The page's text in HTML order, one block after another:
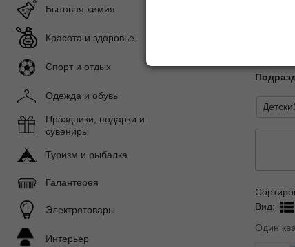
Вид:
Один
Бытовая химия
Красота и здоровье
Спорт и отдых
Одежда и обувь
Праздники, подарки и
сувениры
Туризм и рыбалка
Галантерея
Электротовары
Интерьер